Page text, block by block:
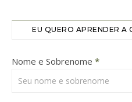
EU QUERO APRENDER A
Nome e Sobrenome *